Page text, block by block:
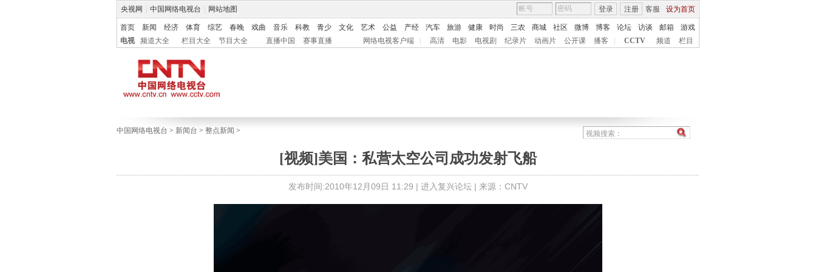
央视网 中国网络电视台 网站地图 客服 设为首页
登录 注册
首页 新闻 经济 体育 综艺 春晚 戏曲 音乐 科教 青少 文化 艺术 公益 产经 汽车 旅游 健康 时尚 三农 商城 社区 微博 博客 论坛 访谈 邮箱
游戏
电视
频道大全 栏目大全 节目大全 直播中国 赛事直播 网络电视客户端 高清 电影 电视剧 纪录片 动画片 公开课 播客 CCTV 频道 栏目
中国网络电视台 > 新闻台 > 整点新闻 >
[视频]美国：私营太空公司成功发射飞船
发布时间:2010年12月09日 11:29 | 进入复兴论坛 | 来源：CNTV